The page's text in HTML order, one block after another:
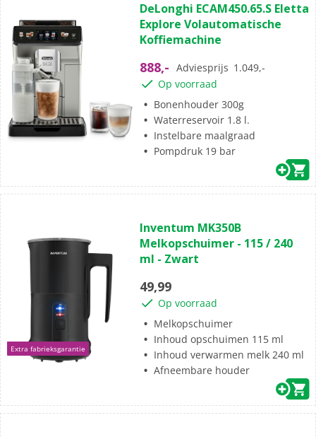
van
de
5
12
beoordelingen
DeLonghi ECAM450.65.S Eletta
Explore Volautomatische
Koffiemachine
888,- Adviesprijs 1.049,-
Op voorraad
Bonenhouder 300g
Waterreservoir 1.8 l.
Instelbare maalgraad
Pompdruk 19 bar
Extra fabrieksgarantie
van
de
5
Inventum MK350B
Melkopschuimer - 115 / 240
ml - Zwart
49,99
Op voorraad
Melkopschuimer
Inhoud opschuimen 115 ml
Inhoud verwarmen melk 240 ml
Afneembare houder